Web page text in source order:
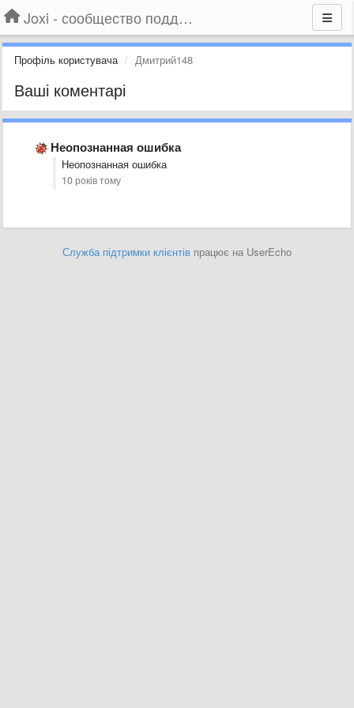
Joxi - сообщество поддержки
Профіль користувача Дмитрий148
Ваші коментарі
Неопознанная ошибка
Неопознанная ошибка
10 років тому
Служба підтримки клієнтів працює на UserEcho